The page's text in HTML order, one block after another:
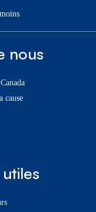
nous
cause